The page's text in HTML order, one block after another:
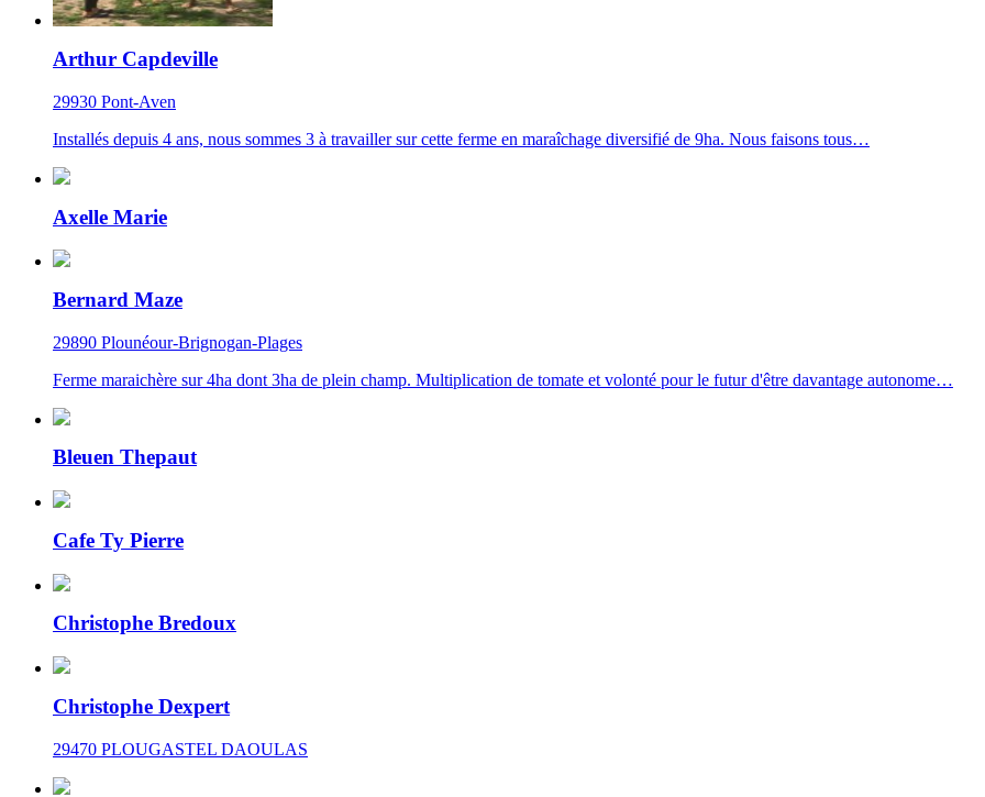
Arthur Capdeville
29930 Pont-Aven
Installés depuis 4 ans, nous sommes 3 à travailler sur cette ferme en maraîchage diversifié de 9ha. Nous faisons tous…
Axelle Marie
Bernard Maze
29890 Plounéour-Brignogan-Plages
Ferme maraichère sur 4ha dont 3ha de plein champ. Multiplication de tomate et volonté pour le futur d'être davantage autonome…
Bleuen Thepaut
Cafe Ty Pierre
Christophe Bredoux
Christophe Dexpert
29470 PLOUGASTEL DAOULAS